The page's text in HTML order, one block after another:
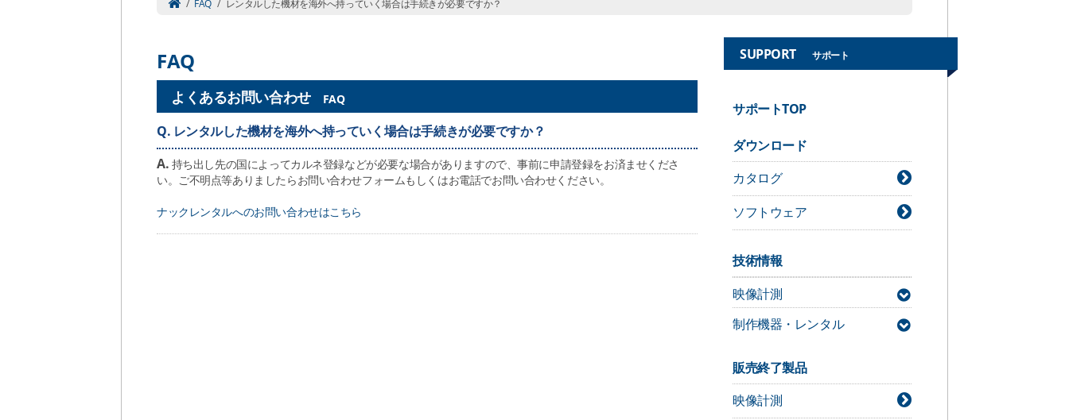
SUPPORT サポート
/ FAQ / レンタルした機材を海外へ持っていく場合は手続きが必要ですか？
FAQ
よくあるお問い合わせ FAQ
Q. レンタルした機材を海外へ持っていく場合は手続きが必要ですか？
A. 持ち出し先の国によってカルネ登録などが必要な場合がありますので、事前に申請登録をお済ませくださ
い。ご不明点等ありましたらお問い合わせフォームもしくはお電話でお問い合わせください。
ナックレンタルへのお問い合わせはこちら
サポートTOP
ダウンロード
カタログ
ソフトウェア
技術情報
映像計測
MAC3D Systemサポート情報
制作機器・レンタル
ライト技術情報
シネレンズ技術情報
販売終了製品
映像計測